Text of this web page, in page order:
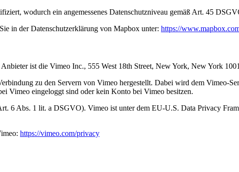
wodurch ein angemessenes Datenschutzniveau gemäß Art. 45
in der Datenschutzerklärung von Mapbox unter: https://
ist die Vimeo Inc., 555 West 18th Street, New York, New York
zu den Servern von Vimeo hergestellt. Dabei wird dem Vimeo-
Vimeo eingeloggt sind oder kein Konto bei Vimeo besitzen.
Abs. 1 lit. a DSGVO). Vimeo ist unter dem EU-U.S. Data Privacy
https://vimeo.com/privacy